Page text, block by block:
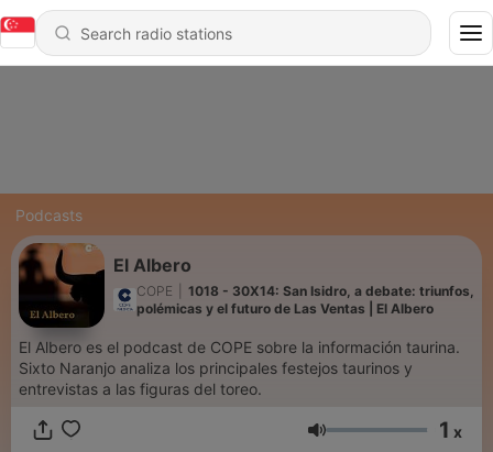
Podcasts
El Albero
COPE
1018 - 30X14: San Isidro, a debate: triunfos,
polémicas y el futuro de Las Ventas | El Albero
El Albero es el podcast de COPE sobre la información taurina.
Sixto Naranjo analiza los principales festejos taurinos y
entrevistas a las figuras del toreo.
Volume 1 x